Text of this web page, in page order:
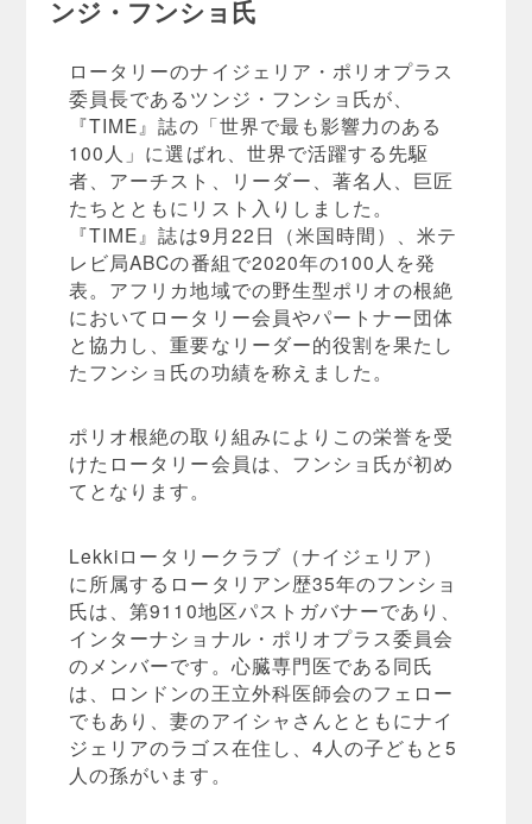
ンジ・フンショ氏
ロータリーのナイジェリア・ポリオプラス
委員長であるツンジ・フンショ氏が、
『TIME』誌の「世界で最も影響力のある
100人」に選ばれ、世界で活躍する先駆
者、アーチスト、リーダー、著名人、巨匠
たちとともにリスト入りしました。
『TIME』誌は9月22日（米国時間）、米テ
レビ局ABCの番組で2020年の100人を発
表。アフリカ地域での野生型ポリオの根絶
においてロータリー会員やパートナー団体
と協力し、重要なリーダー的役割を果たし
たフンショ氏の功績を称えました。
ポリオ根絶の取り組みによりこの栄誉を受
けたロータリー会員は、フンショ氏が初め
てとなります。
Lekkiロータリークラブ（ナイジェリア）
に所属するロータリアン歴35年のフンショ
氏は、第9110地区パストガバナーであり、
インターナショナル・ポリオプラス委員会
のメンバーです。心臓専門医である同氏
は、ロンドンの王立外科医師会のフェロー
でもあり、妻のアイシャさんとともにナイ
ジェリアのラゴス在住し、4人の子どもと5
人の孫がいます。